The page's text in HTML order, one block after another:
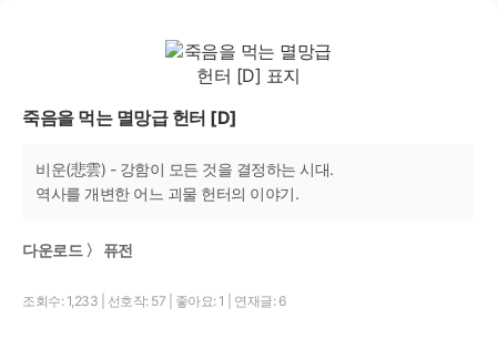
죽음을 먹는 멸망급 헌터 [D]
비운(悲雲) - 강함이 모든 것을 결정하는 시대.
역사를 개변한 어느 괴물 헌터의 이야기.
다운로드 〉 퓨전
조회수: 1,233 선호작: 57 좋아요: 1 연재글: 6